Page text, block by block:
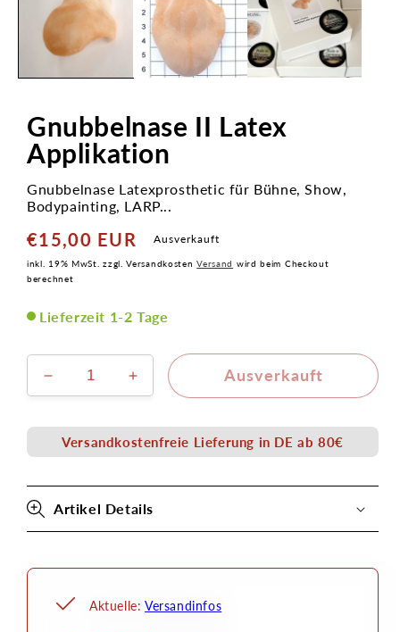
Gnubbelnase II Latex
Applikation
Gnubbelnase Latexprosthetic für Bühne, Show,
Bodypainting, LARP...
Normaler
Preis
€15,00 EUR Ausverkauft
inkl. 19% MwSt. zzgl. VersandkostenVersand wird beim Checkout
berechnet
Lieferzeit 1-2 Tage
Verringere
die
für
Gnubbelnase
Applikation
Erhöhe
die
für
Gnubbelnase
Applikation
Ausverkauft
Versandkostenfreie Lieferung in DE ab 80€
Artikel Details
Aktuelle: Versandinfos